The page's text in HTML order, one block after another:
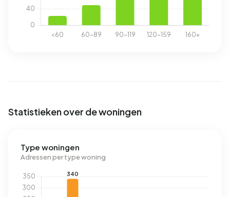
Statistieken over de woningen
Type woningen
Adressen per type woning